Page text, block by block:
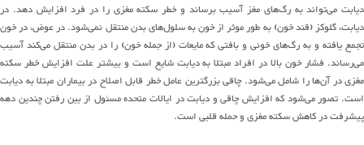
دیابت میتواندبهرگهای مغز آسیب برساند و خطر سکته مغزی را در فرد افزایش دهد. در
دیابت، گلوکز(قند خون)به طور موثر از خون بهسلولهایبدن منتقلنمیشود.در عوض، در خون
تجمعیافته وبهرگهایخونی و بافتی که مایعات(از جمله خون)را در بدن منتقلمیکندآسیب
می‌رساند. فشار خون بالا در افراد مبتلا به دیابت شایع است وبیشترعلت افزایش خطر سکته
مغزیدرآنهارا شامل می‌شود. چاقی بزرگترین عامل خطر قابل اصلاحدر بیماران مبتلا بهدیابت
است. تصورمیشودکه افزایش چاقی و دیابت در ایالات متحده مسئول از بین رفتنچندین دهه
پیشرفت در کاهش سکته مغزی و حمله قلبی است.